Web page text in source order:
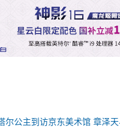
尔公主到访京东美术馆 章泽